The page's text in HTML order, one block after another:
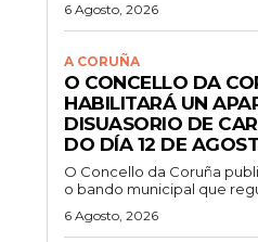
6 Agosto, 2026
A CORUÑA
O CONCELLO DA
HABILITARÁ UN
DISUASORIO DE
DO DÍA 12 DE
O Concello da Coruña
o bando municipal que
6 Agosto, 2026